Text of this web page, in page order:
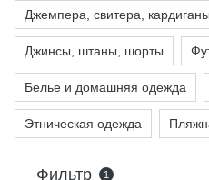
Джемпера, свитера,
Джинсы, штаны, шорты
Белье и домашняя одежда
Этническая одежда
Фильтр 1